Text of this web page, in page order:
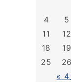
« 4
4
5
11
12
18
19
25
26